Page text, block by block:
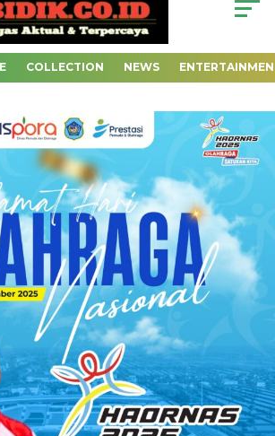
COLLECTION NEWS